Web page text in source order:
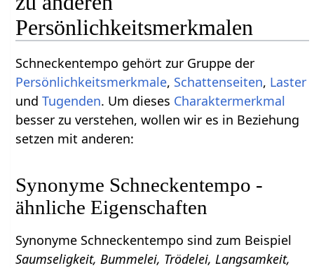
Persönlichkeitsmerkmalen
Schneckentempo gehört zur Gruppe der
Persönlichkeitsmerkmale, Schattenseiten, Laster
undTugenden. Um dieses Charaktermerkmal
besser zu verstehen, wollen wir es in Beziehung
setzen mit anderen:
Synonyme Schneckentempo -
ähnliche Eigenschaften
Synonyme Schneckentempo sind zum Beispiel
Saumseligkeit, Bummelei, Trödelei, Langsamkeit,